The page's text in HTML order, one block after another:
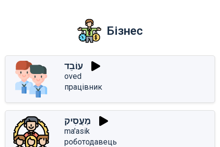
Бізнес
עוֹבֵד
oved
працівник
מַעֲסִיק
ma'asik
роботодавець